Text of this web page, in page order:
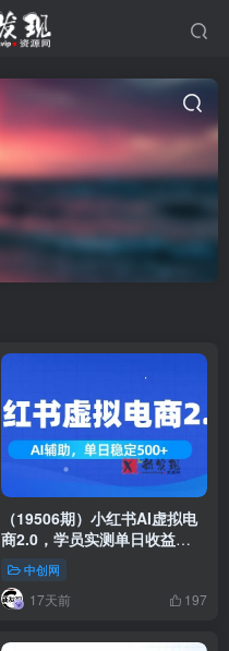
（19506期）小红书AI虚拟电
商2.0，学员实测单日收益
1800+，长尾搜索流量持续稳
定出单
中创网
17天前 197